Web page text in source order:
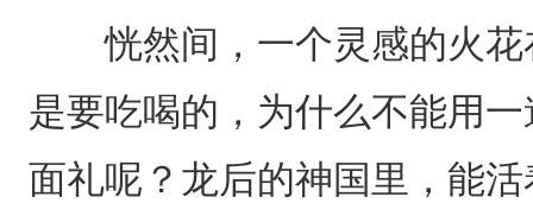
恍然间，一个灵感的火花
是要吃喝的，为什么不能用
面礼呢？龙后的神国里，能